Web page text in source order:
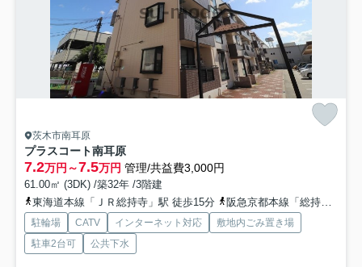
茨木市南耳原
プラスコート南耳原
7.2万円～7.5万円 管理/共益費3,000円
61.00㎡ (3DK) /築32年 /3階建
東海道本線「ＪＲ総持寺」駅 徒歩15分
阪急京都本線「総持寺」駅 徒歩25分
駐輪場 CATV インターネット対応
敷地内ごみ置き場
駐車2台可
公共下水